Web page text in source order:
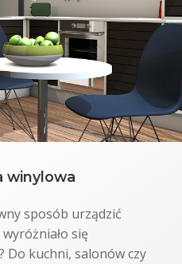
winylowa
sposób urządzić
się
Do kuchni, salonów czy